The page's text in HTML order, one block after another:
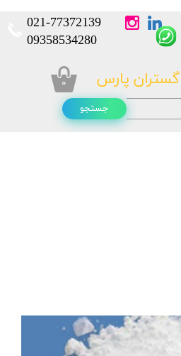
گستران پارس
021-77372139​​​​​​​
​​​​​​​09358534280
جستجو
۰